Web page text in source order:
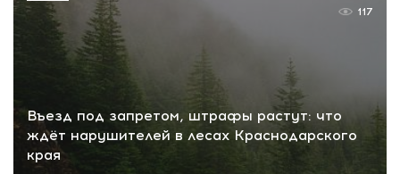
Въезд под запретом, штрафы растут: что
ждёт нарушителей в лесах Краснодарского
края
117